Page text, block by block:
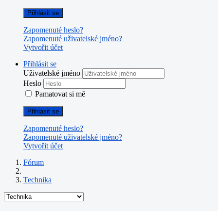
Přihlásit se
Zapomenuté heslo?
Zapomenuté uživatelské jméno?
Vytvořit účet
Přihlásit se
Uživatelské jméno
Heslo
Pamatovat si mě
Přihlásit se
Zapomenuté heslo?
Zapomenuté uživatelské jméno?
Vytvořit účet
Fórum
Technika